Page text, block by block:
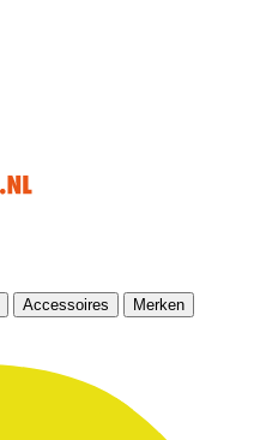
Accessoires
Merken